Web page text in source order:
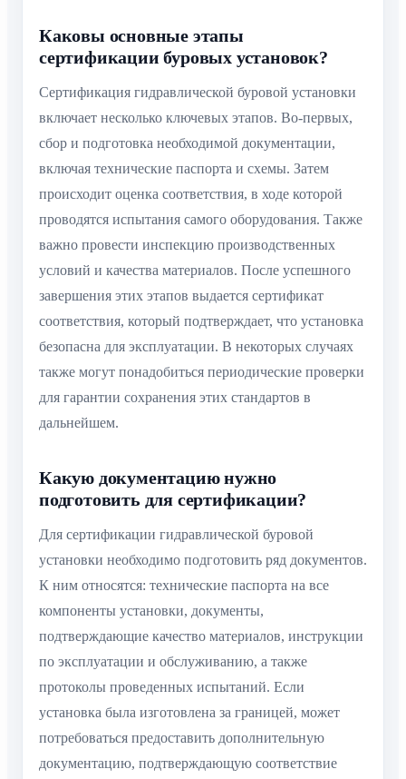
Каковы основные этапы
сертификации буровых установок?
Сертификация гидравлической буровой установки
включает несколько ключевых этапов. Во-первых,
сбор и подготовка необходимой документации,
включая технические паспорта и схемы. Затем
происходит оценка соответствия, в ходе которой
проводятся испытания самого оборудования. Также
важно провести инспекцию производственных
условий и качества материалов. После успешного
завершения этих этапов выдается сертификат
соответствия, который подтверждает, что установка
безопасна для эксплуатации. В некоторых случаях
также могут понадобиться периодические проверки
для гарантии сохранения этих стандартов в
дальнейшем.
Какую документацию нужно
подготовить для сертификации?
Для сертификации гидравлической буровой
установки необходимо подготовить ряд документов.
К ним относятся: технические паспорта на все
компоненты установки, документы,
подтверждающие качество материалов, инструкции
по эксплуатации и обслуживанию, а также
протоколы проведенных испытаний. Если
установка была изготовлена за границей, может
потребоваться предоставить дополнительную
документацию, подтверждающую соответствие